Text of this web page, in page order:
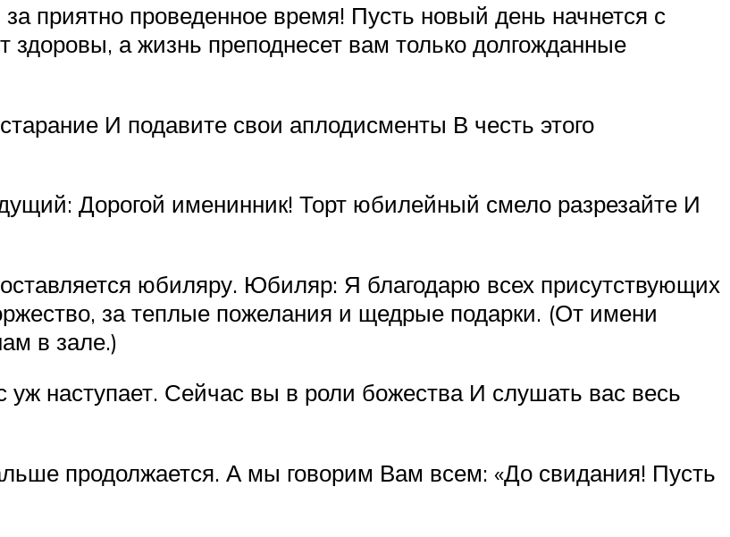
приятно проведенное время! Пусть новый день начнется с
а жизнь преподнесет вам только долгожданные
И подавите свои аплодисменты В честь этого
Дорогой именинник! Торт юбилейный смело разрезайте И
юбиляру. Юбиляр: Я благодарю всех присутствующих
за теплые пожелания и щедрые подарки. (От имени
в зале.)
уж наступает. Сейчас вы в роли божества И слушать вас весь
продолжается. А мы говорим Вам всем: «До свидания! Пусть